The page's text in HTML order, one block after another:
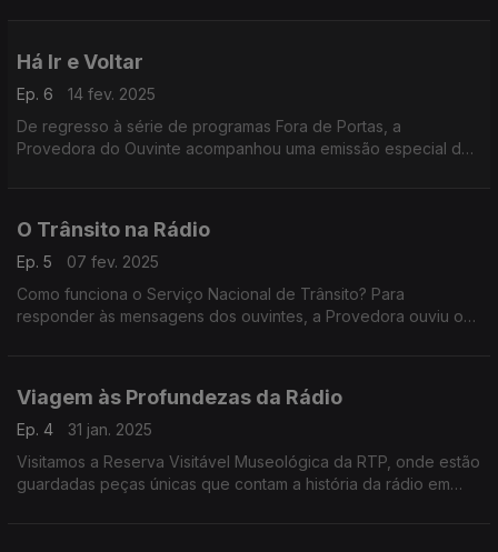
Há Ir e Voltar
Ep. 6
14 fev. 2025
De regresso à série de programas Fora de Portas, a
Provedora do Ouvinte acompanhou uma emissão especial da
O Trânsito na Rádio
Ep. 5
07 fev. 2025
Como funciona o Serviço Nacional de Trânsito? Para
responder às mensagens dos ouvintes, a Provedora ouviu o
Viagem às Profundezas da Rádio
Ep. 4
31 jan. 2025
Visitamos a Reserva Visitável Museológica da RTP, onde estão
guardadas peças únicas que contam a história da rádio em